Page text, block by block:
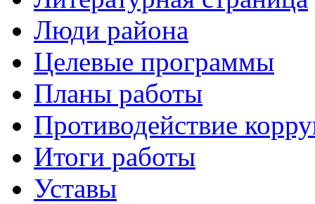
Люди района
Целевые программы
Планы работы
Противодействие
Итоги работы
Уставы